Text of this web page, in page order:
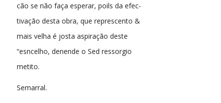
cão se não faça esperar, poils da efec-
tivação desta obra, que represcento &
mais velha é josta aspiração deste
“esncelho, denende o Sed ressorgio
metito.
Semarral.